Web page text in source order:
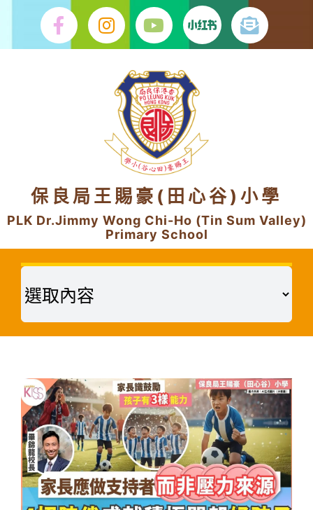
content
保良局王賜豪(田心谷)小學
PLK Dr.Jimmy Wong Chi-Ho (Tin Sum Valley)
Primary School